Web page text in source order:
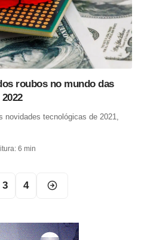
roubos no mundo das
tecnológicas de 2021,
6 min
3 4